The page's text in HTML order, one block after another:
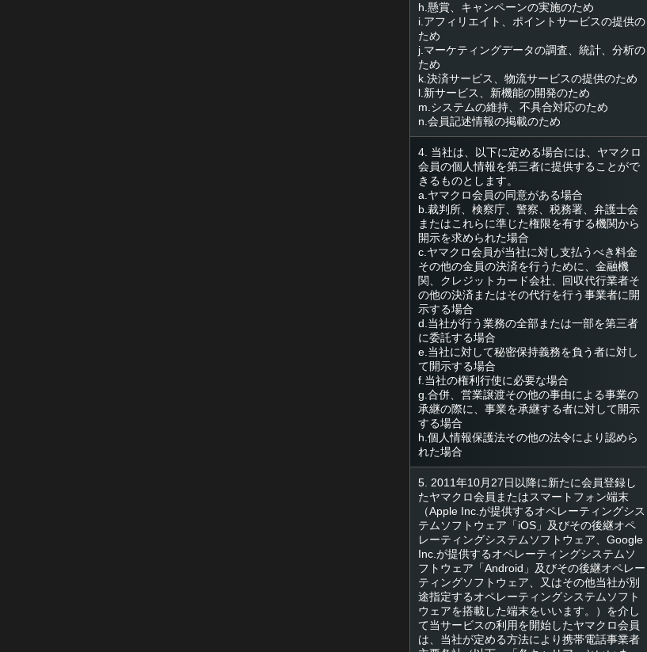
h.懸賞、キャンペーンの実施のため
i.アフィリエイト、ポイントサービスの提供の
ため
j.マーケティングデータの調査、統計、分析の
ため
k.決済サービス、物流サービスの提供のため
l.新サービス、新機能の開発のため
m.システムの維持、不具合対応のため
n.会員記述情報の掲載のため
4. 当社は、以下に定める場合には、ヤマクロ
会員の個人情報を第三者に提供することがで
きるものとします。
a.ヤマクロ会員の同意がある場合
b.裁判所、検察庁、警察、税務署、弁護士会
またはこれらに準じた権限を有する機関から
開示を求められた場合
c.ヤマクロ会員が当社に対し支払うべき料金
その他の金員の決済を行うために、金融機
関、クレジットカード会社、回収代行業者そ
の他の決済またはその代行を行う事業者に開
示する場合
d.当社が行う業務の全部または一部を第三者
に委託する場合
e.当社に対して秘密保持義務を負う者に対し
て開示する場合
f.当社の権利行使に必要な場合
g.合併、営業譲渡その他の事由による事業の
承継の際に、事業を承継する者に対して開示
する場合
h.個人情報保護法その他の法令により認めら
れた場合
5. 2011年10月27日以降に新たに会員登録し
たヤマクロ会員またはスマートフォン端末
（Apple Inc.が提供するオペレーティングシス
テムソフトウェア「iOS」及びその後継オペ
レーティングシステムソフトウェア、Google
Inc.が提供するオペレーティングシステムソ
フトウェア「Android」及びその後継オペレー
ティングソフトウェア、又はその他当社が別
途指定するオペレーティングシステムソフト
ウェアを搭載した端末をいいます。）を介し
て当サービスの利用を開始したヤマクロ会員
は、当社が定める方法により携帯電話事業者